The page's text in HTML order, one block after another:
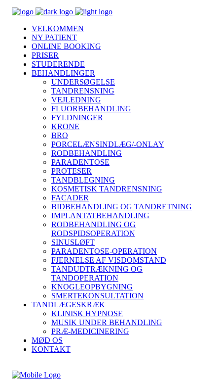
VELKOMMEN
NY PATIENT
ONLINE BOOKING
PRISER
STUDERENDE
BEHANDLINGER
UNDERSØGELSE
TANDRENSNING
VEJLEDNING
FLUORBEHANDLING
FYLDNINGER
KRONE
BRO
PORCELÆNSINDLÆG/-ONLAY
RODBEHANDLING
PARADENTOSE
PROTESER
TANDBLEGNING
KOSMETISK TANDRENSNING
FACADER
BIDBEHANDLING OG TANDRETNING
IMPLANTATBEHANDLING
RODBEHANDLING OG
RODSPIDSOPERATION
SINUSLØFT
PARADENTOSE-OPERATION
FJERNELSE AF VISDOMSTAND
TANDUDTRÆKNING OG
TANDOPERATION
KNOGLEOPBYGNING
SMERTEKONSULTATION
TANDLÆGESKRÆK
KLINISK HYPNOSE
MUSIK UNDER BEHANDLING
PRÆ-MEDICINERING
MØD OS
KONTAKT